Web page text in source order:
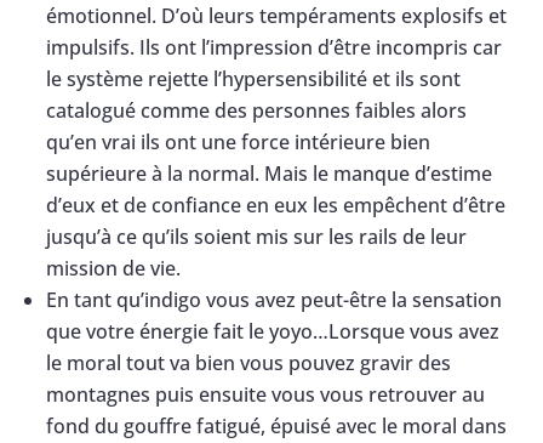
émotionnel. D’où leurs tempéraments explosifs et
impulsifs. Ils ont l’impression d’être incompris car
le système rejette l’hypersensibilité et ils sont
catalogué comme des personnes faibles alors
qu’en vrai ils ont une force intérieure bien
supérieure à la normal. Mais le manque d’estime
d’eux et de confiance en eux les empêchent d’être
jusqu’à ce qu’ils soient mis sur les rails de leur
mission de vie.
En tant qu’indigo vous avez peut-être la sensation
que votre énergie fait le yoyo…Lorsque vous avez
le moral tout va bien vous pouvez gravir des
montagnes puis ensuite vous vous retrouver au
fond du gouffre fatigué, épuisé avec le moral dans